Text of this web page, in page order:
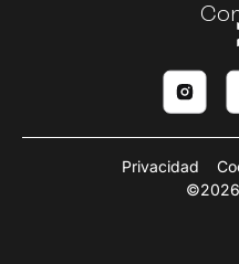
©2026
Privacidad